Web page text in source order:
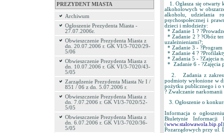
PREZYDENT MIASTA
Archiwum
Ogłoszenie Prezydenta Miasta -
27.07.2006r.
Obwieszczenie Prezydenta Miasta z
dn. 20.07.2006 r. GK VI/3-7020/29-
5/06
Obwieszczenie Prezydenta Miasta z
dn. 10.07.2006 r. GK VI/3-7020/43-
5/05
Zarządzenie Prezydenta Miasta Nr I /
851 / 06 z dn. 5.07.2006 r.
Obwieszczenie Prezydenta Miasta z
dn. 7.07.2006 r. GK VI/3-7020/52-
5/05
Obwieszczenie Prezydenta Miasta z
dn. 6.07.2006 r. GK VI/3-7020/36-
5/05
1. Ogłasza się otwarty
alkoholowych w
alkoholu, udzielania
psychospołecznej i
dzieci i młodzieży:
* Zadanie 1 ?
* Zadanie 2 ? ?Obóz
uzależnieniami?;
* Zadanie 3 -
* Zadanie 4 ?
* Zadania 5 - ?Zajęcia
* Zadanie 6 - ?Zajęcia
2. Zadania z zakresu
podmioty wyłonione w
pożytku publicznego i o
? Zwalczanie narkomanii
3. Ogłoszenie o
Informacja o
Biuletynie Informacji
(www.stalowawola.bip.pl
Pozarządowych przy ul.